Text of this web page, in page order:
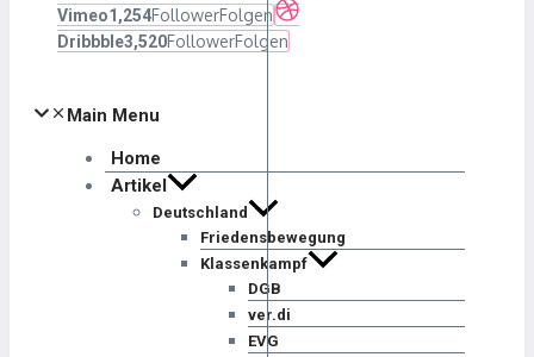
Vimeo1,254FollowerFolgen
Dribbble3,520FollowerFolgen
Main Menu
Home
Artikel
Deutschland
Friedensbewegung
Klassenkampf
DGB
ver.di
EVG